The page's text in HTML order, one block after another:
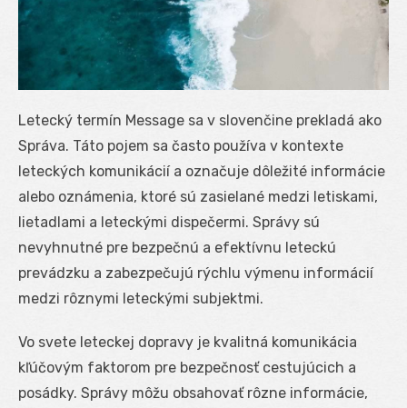
Letecký termín Message sa v slovenčine prekladá ako
Správa. Táto pojem sa často používa v kontexte
leteckých komunikácií a označuje dôležité informácie
alebo oznámenia, ktoré sú zasielané medzi letiskami,
lietadlami a leteckými dispečermi. Správy sú
nevyhnutné pre bezpečnú a efektívnu leteckú
prevádzku a zabezpečujú rýchlu výmenu informácií
medzi rôznymi leteckými subjektmi.
Vo svete leteckej dopravy je kvalitná komunikácia
kľúčovým faktorom pre bezpečnosť cestujúcich a
posádky. Správy môžu obsahovať rôzne informácie,